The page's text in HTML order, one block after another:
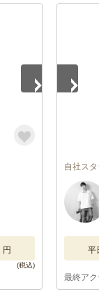
円
自社ス
平
最終ア